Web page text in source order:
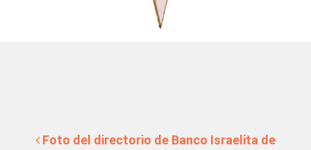
Foto del directorio de Banco Israelita de